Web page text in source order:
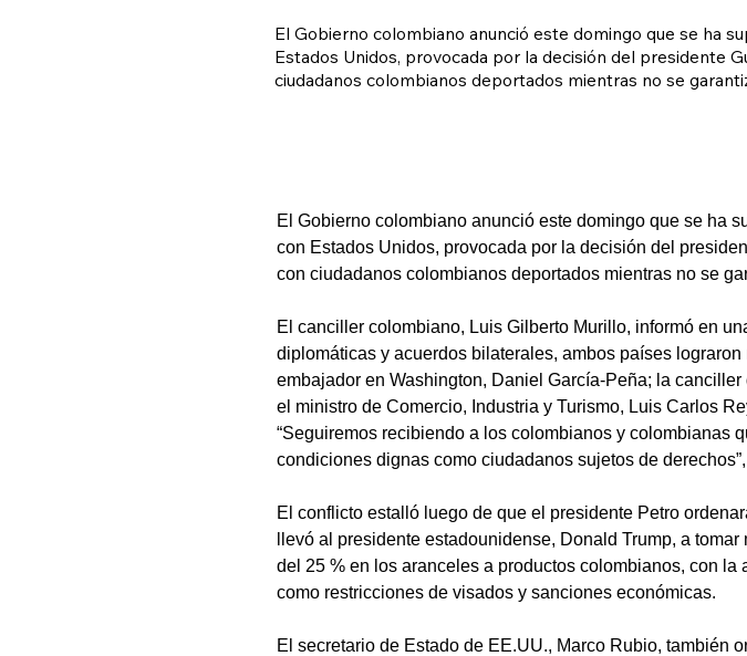
El Gobierno colombiano anunció este domingo que se ha
Estados Unidos, provocada por la decisión del presidente
ciudadanos colombianos deportados mientras no se
El Gobierno colombiano anunció este domingo que se ha
con Estados Unidos, provocada por la decisión del
con ciudadanos colombianos deportados mientras no se
El canciller colombiano, Luis Gilberto Murillo, informó en
diplomáticas y acuerdos bilaterales, ambos países
embajador en Washington, Daniel García-Peña; la
el ministro de Comercio, Industria y Turismo, Luis Carlos
“Seguiremos recibiendo a los colombianos y colombianas
condiciones dignas como ciudadanos sujetos de
El conflicto estalló luego de que el presidente Petro
llevó al presidente estadounidense, Donald Trump, a
del 25 % en los aranceles a productos colombianos, con
como restricciones de visados ​​y sanciones económicas.
El secretario de Estado de EE.UU., Marco Rubio, también